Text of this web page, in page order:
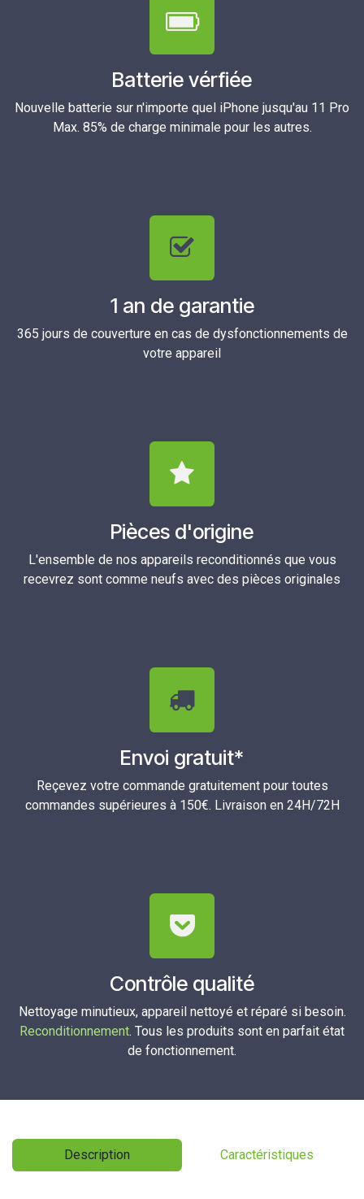
Batterie vérfiée
Nouvelle batterie sur n'importe quel iPhone jusqu'au 11 Pro
Max. 85% de charge minimale pour les autres.
1 an de garantie
365 jours de couverture en cas de dysfonctionnements de
votre appareil
Pièces d'origine
L'ensemble de nos appareils reconditionnés que vous
recevrez sont comme neufs avec des pièces originales
Envoi gratuit*
Reçevez votre commande gratuitement pour toutes
commandes supérieures à 150€. Livraison en 24H/72H
Contrôle qualité
Nettoyage minutieux, appareil nettoyé et réparé si besoin.
Reconditionnement. Tous les produits sont en parfait état
de fonctionnement.
Description Caractéristiques